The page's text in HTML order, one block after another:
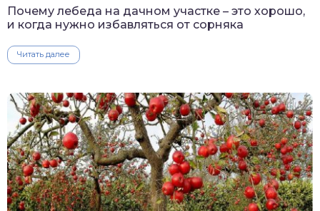
Почему лебеда на дачном участке – это хорошо,
и когда нужно избавляться от сорняка
Читать далее